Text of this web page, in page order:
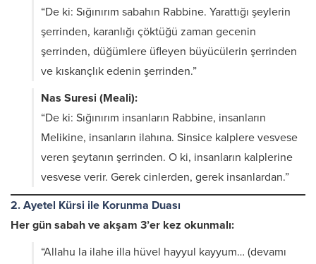
“De ki: Sığınırım sabahın Rabbine. Yarattığı şeylerin
şerrinden, karanlığı çöktüğü zaman gecenin
şerrinden, düğümlere üfleyen büyücülerin şerrinden
ve kıskançlık edenin şerrinden.”
Nas Suresi (Meali):
“De ki: Sığınırım insanların Rabbine, insanların
Melikine, insanların ilahına. Sinsice kalplere vesvese
veren şeytanın şerrinden. O ki, insanların kalplerine
vesvese verir. Gerek cinlerden, gerek insanlardan.”
2. Ayetel Kürsi ile Korunma Duası
Her gün sabah ve akşam 3’er kez okunmalı:
“Allahu la ilahe illa hüvel hayyul kayyum… (devamı